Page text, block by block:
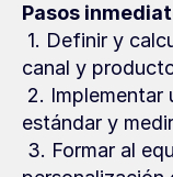
Pasos
canal y
estándar y